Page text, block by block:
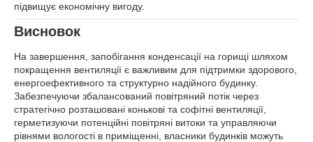
підвищує економічну вигоду.
Висновок
На завершення, запобігання конденсації на горищі шляхом
покращення вентиляції є важливим для підтримки здорового,
енергоефективного та структурно надійного будинку.
Забезпечуючи збалансований повітряний потік через
стратегічно розташовані конькові та софітні вентиляції,
герметизуючи потенційні повітряні витоки та управляючи
рівнями вологості в приміщенні, власники будинків можуть